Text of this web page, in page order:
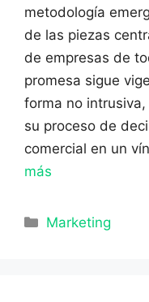
metodología
de las piezas
de empresas de
promesa sigue
forma no
su proceso de
comercial en un
más
Categorías
Marketing